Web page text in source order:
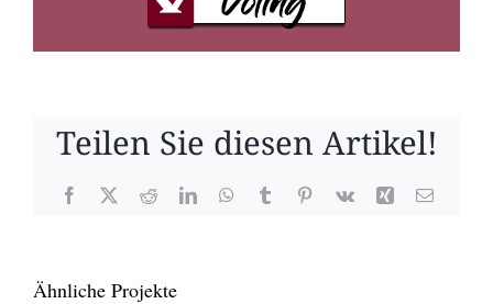
Teilen Sie diesen Artikel!
Facebook
X RedditLinkedInWhatsApp
TumblrPinterest
Vk Xing E-
Ähnliche Projekte